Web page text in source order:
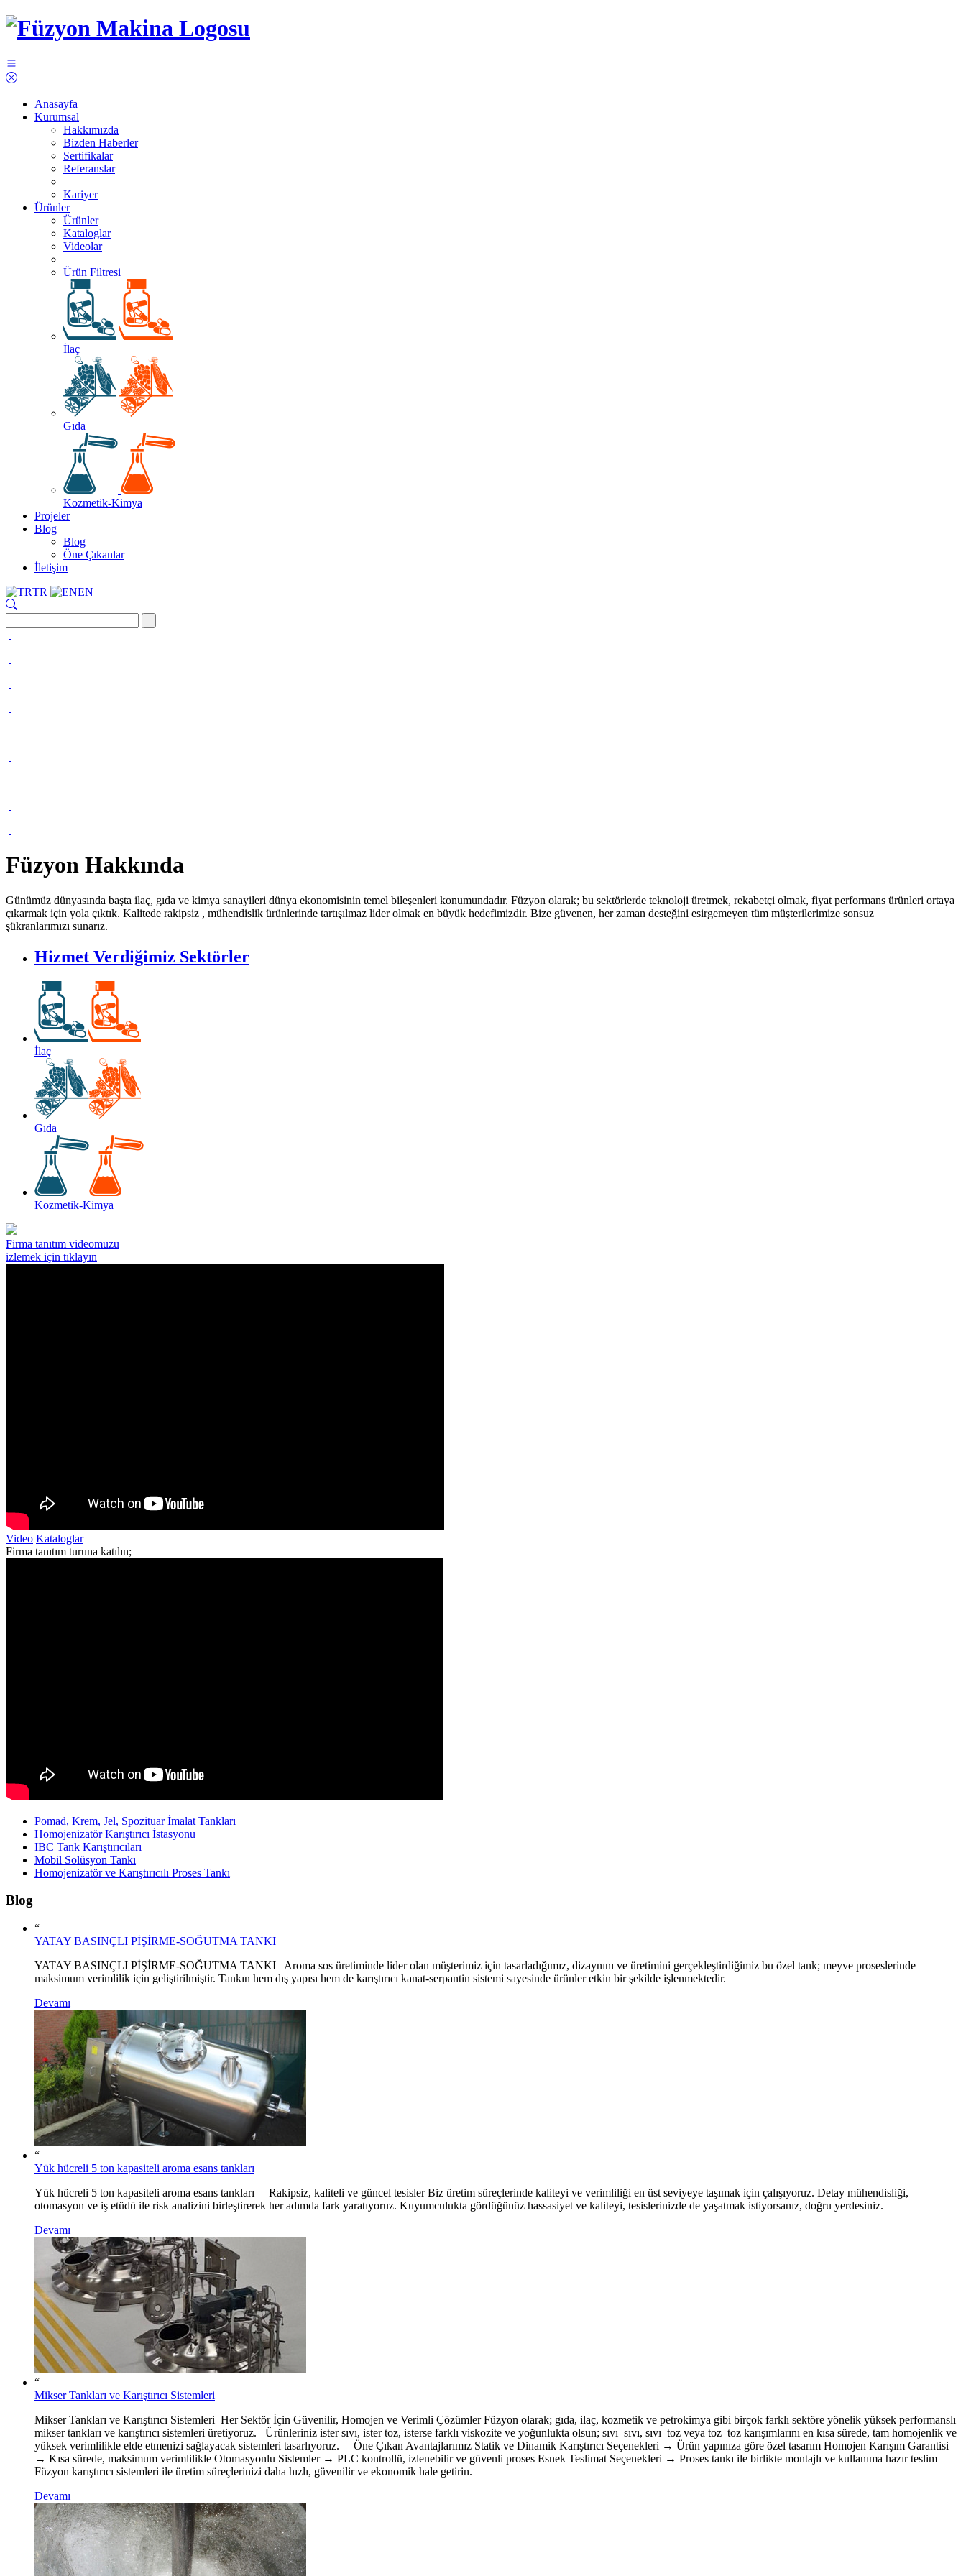
Anasayfa
Kurumsal
Hakkımızda
Bizden Haberler
Sertifikalar
Referanslar
Kariyer
Ürünler
Ürünler
Kataloglar
Videolar
Ürün Filtresi
İlaç
Gıda
Kozmetik-Kimya
Projeler
Blog
Blog
Öne Çıkanlar
İletişim
TR
EN
Füzyon Hakkında
Günümüz dünyasında başta ilaç, gıda ve kimya sanayileri dünya ekonomisinin temel bileşenleri konumundadır. Füzyon olarak; bu sektörlerde teknoloji üretmek, rekabetçi olmak, fiyat performans ürünleri ortaya
çıkarmak için yola çıktık. Kalitede rakipsiz , mühendislik ürünlerinde tartışılmaz lider olmak en büyük hedefimizdir. Bize güvenen, her zaman desteğini esirgemeyen tüm müşterilerimize sonsuz
şükranlarımızı sunarız.
Hizmet Verdiğimiz Sektörler
İlaç
Gıda
Kozmetik-Kimya
Firma tanıtım videomuzu
izlemek için tıklayın
Video Kataloglar
Firma tanıtım turuna katılın;
Pomad, Krem, Jel, Spozituar İmalat Tankları
Homojenizatör Karıştırıcı İstasyonu
IBC Tank Karıştırıcıları
Mobil Solüsyon Tankı
Homojenizatör ve Karıştırıcılı Proses Tankı
Blog
“
YATAY BASINÇLI PİŞİRME-SOĞUTMA TANKI
YATAY BASINÇLI PİŞİRME-SOĞUTMA TANKI Aroma sos üretiminde lider olan müşterimiz için tasarladığımız, dizaynını ve üretimini gerçekleştirdiğimiz bu özel tank; meyve proseslerinde
maksimum verimlilik için geliştirilmiştir. Tankın hem dış yapısı hem de karıştırıcı kanat-serpantin sistemi sayesinde ürünler etkin bir şekilde işlenmektedir.
Devamı
“
Yük hücreli 5 ton kapasiteli aroma esans tankları
Yük hücreli 5 ton kapasiteli aroma esans tankları Rakipsiz, kaliteli ve güncel tesisler Biz üretim süreçlerinde kaliteyi ve verimliliği en üst seviyeye taşımak için çalışıyoruz. Detay mühendisliği,
otomasyon ve iş etüdü ile risk analizini birleştirerek her adımda fark yaratıyoruz. Kuyumculukta gördüğünüz hassasiyet ve kaliteyi, tesislerinizde de yaşatmak istiyorsanız, doğru yerdesiniz.
Devamı
“
Mikser Tankları ve Karıştırıcı Sistemleri
Mikser Tankları ve Karıştırıcı Sistemleri Her Sektör İçin Güvenilir, Homojen ve Verimli Çözümler Füzyon olarak; gıda, ilaç, kozmetik ve petrokimya gibi birçok farklı sektöre yönelik yüksek performanslı
mikser tankları ve karıştırıcı sistemleri üretiyoruz. Ürünleriniz ister sıvı, ister toz, isterse farklı viskozite ve yoğunlukta olsun; sıvı–sıvı, sıvı–toz veya toz–toz karışımlarını en kısa sürede, tam homojenlik ve
yüksek verimlilikle elde etmenizi sağlayacak sistemleri tasarlıyoruz. Öne Çıkan Avantajlarımız Statik ve Dinamik Karıştırıcı Seçenekleri → Ürün yapınıza göre özel tasarım Homojen Karışım Garantisi
→ Kısa sürede, maksimum verimlilikle Otomasyonlu Sistemler → PLC kontrollü, izlenebilir ve güvenli proses Esnek Teslimat Seçenekleri → Proses tankı ile birlikte montajlı ve kullanıma hazır teslim
Füzyon karıştırıcı sistemleri ile üretim süreçlerinizi daha hızlı, güvenilir ve ekonomik hale getirin.
Devamı